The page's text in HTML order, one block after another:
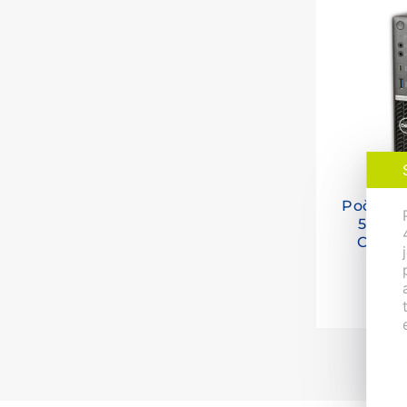
Počítač
5090
Core
GHz, 8
GB
Intel
11